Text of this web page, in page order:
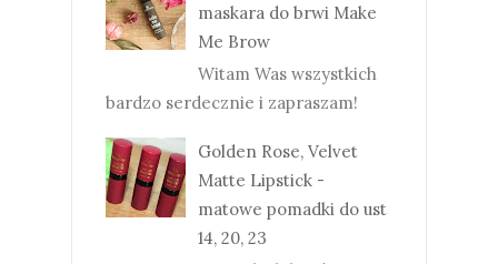
maskara do brwi Make
Me Brow
Witam Was wszystkich
bardzo serdecznie i zapraszam!
Golden Rose, Velvet
Matte Lipstick -
matowe pomadki do ust
14, 20, 23